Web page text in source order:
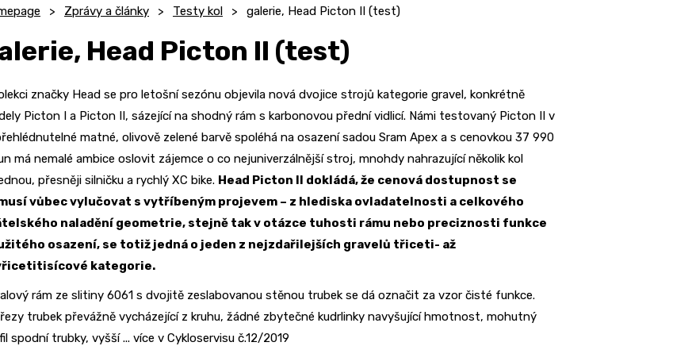
Zprávy a články Testy kol galerie, Head Picton II (test)
Head Picton II (test)
značky Head se pro letošní sezónu objevila nová dvojice strojů kategorie gravel, konkrétně
Picton I a Picton II, sázející na shodný rám s karbonovou přední vidlicí. Námi testovaný Picton II v
matné, olivově zelené barvě spoléhá na osazení sadou Sram Apex a s cenovkou 37 990
má nemalé ambice oslovit zájemce o co nejuniverzálnější stroj, mnohdy nahrazující několik kol
přesněji silničku a rychlý XC bike. Head Picton II dokládá, že cenová dostupnost se
vůbec vylučovat s vytříbeným projevem – z hlediska ovladatelnosti a celkového
naladění geometrie, stejně tak v otázce tuhosti rámu nebo preciznosti funkce
osazení, se totiž jedná o jeden z nejzdařilejších gravelů třiceti- až
kategorie.
rám ze slitiny 6061 s dvojitě zeslabovanou stěnou trubek se dá označit za vzor čisté funkce.
trubek převážně vycházející z kruhu, žádné zbytečné kudrlinky navyšující hmotnost, mohutný
spodní trubky, vyšší ... více v Cykloservisu č.12/2019